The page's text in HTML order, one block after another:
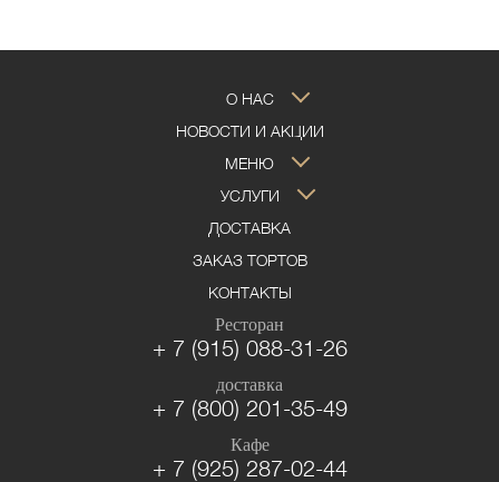
О НАС
НОВОСТИ И АКЦИИ
МЕНЮ
УСЛУГИ
ДОСТАВКА
ЗАКАЗ ТОРТОВ
КОНТАКТЫ
Ресторан
+ 7 (915) 088-31-26
доставка
+ 7 (800) 201-35-49
Кафе
+ 7 (925) 287-02-44